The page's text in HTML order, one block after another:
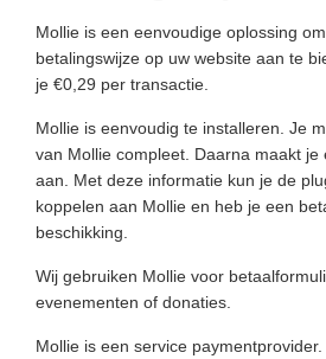
Mollie is een eenvoudige oplossing
betalingswijze op uw website aan te
je €0,29 per transactie.
Mollie is eenvoudig te installeren. Je
van Mollie compleet. Daarna maakt je
aan. Met deze informatie kun je de
koppelen aan Mollie en heb je een
beschikking.
Wij gebruiken Mollie voor
evenementen of donaties.
Mollie is een service